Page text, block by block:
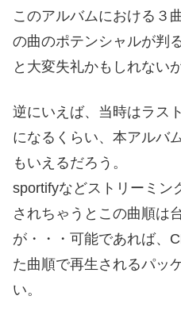
このアルバムにおける３
の曲のポテンシャルが判
と大変失礼かもしれない
逆にいえば、当時はラス
になるくらい、本アルバ
もいえるだろう。
sportifyなどストリーミン
されちゃうとこの曲順は
が・・・可能であれば、
た曲順で再生されるパッ
い。